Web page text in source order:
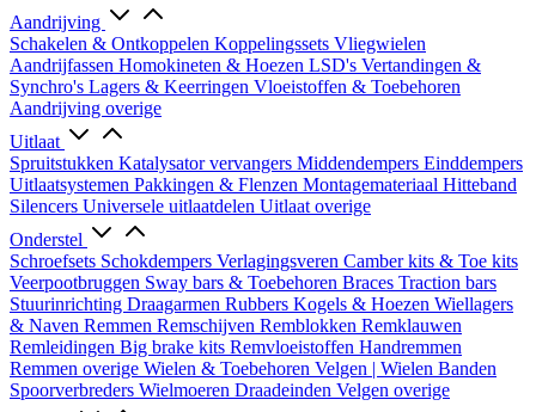
Aandrijving
Schakelen & Ontkoppelen Koppelingssets Vliegwielen
Aandrijfassen Homokineten & Hoezen LSD's Vertandingen &
Synchro's Lagers & Keerringen Vloeistoffen & Toebehoren
Aandrijving overige
Uitlaat
Spruitstukken Katalysator vervangers Middendempers Einddempers
Uitlaatsystemen Pakkingen & Flenzen Montagemateriaal Hitteband
Silencers Universele uitlaatdelen Uitlaat overige
Onderstel
Schroefsets Schokdempers Verlagingsveren Camber kits & Toe kits
Veerpootbruggen Sway bars & Toebehoren Braces Traction bars
Stuurinrichting Draagarmen Rubbers Kogels & Hoezen Wiellagers
& Naven Remmen Remschijven Remblokken Remklauwen
Remleidingen Big brake kits Remvloeistoffen Handremmen
Remmen overige Wielen & Toebehoren Velgen | Wielen Banden
Spoorverbreders Wielmoeren Draadeinden Velgen overige